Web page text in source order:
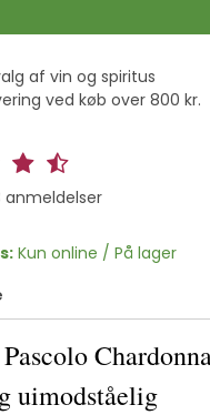
af vin og spiritus
ved køb over 800 kr.
anmeldelser
Kun online / På lager
uimodståelig